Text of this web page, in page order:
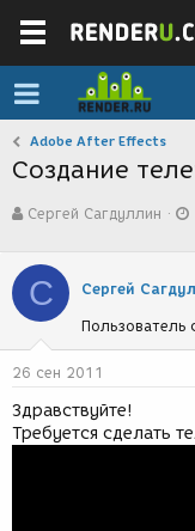
Adobe After Effects
Создание
в
о
р
т
е
м
ы
Сергей Сагдуллин
С Сергей
Пользователь
26 сен 2011
Здравствуйте!
Требуется сделать